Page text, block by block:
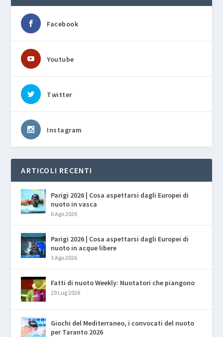
Facebook
Youtube
Twitter
Instagram
ARTICOLI RECENTI
Parigi 2026 | Cosa aspettarsi dagli Europei di
nuoto in vasca
6 Ago 2026
Parigi 2026 | Cosa aspettarsi dagli Europei di
nuoto in acque libere
3 Ago 2026
Fatti di nuoto Weekly: Nuotatori che piangono
29 Lug 2026
Giochi del Mediterraneo, i convocati del nuoto
per Taranto 2026